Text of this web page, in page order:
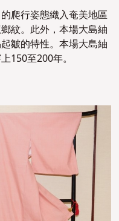
爬行姿態織入奄美地區
紋。此外，本場大島紬
皺的特性。本場大島紬
150至200年。